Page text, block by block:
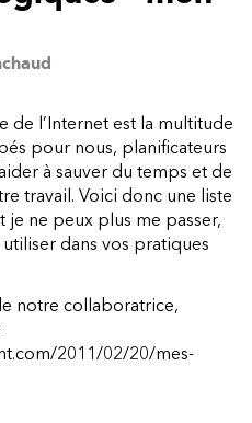
de l’Internet est la multitude
pour nous, planificateurs
à sauver du temps et de
travail. Voici donc une liste
ne peux plus me passer,
dans vos pratiques
notre collaboratrice,
2011/02/20/mes-